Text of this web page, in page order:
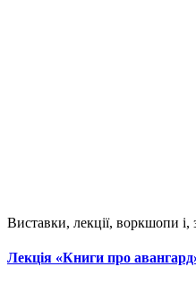
Виставки, лекції, воркшопи і,
Лекція «Книги про